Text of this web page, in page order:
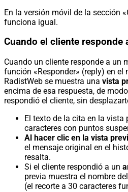
En la versión móvil de la sección
funciona igual.
Cuando el cliente responde
Cuando un cliente responde a un
función «Responder» (reply) en el
RadistWeb se muestra una vista
encima de esa respuesta, de
respondió el cliente, sin
El texto de la cita en la vista
caracteres con puntos
Al hacer clic en la vista
el mensaje original en el
resalta.
Si el cliente respondió a un
previa muestra el nombre
(el recorte a 30 caracteres